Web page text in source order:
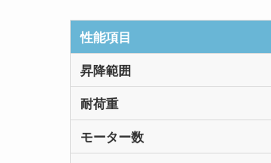
性能項目
昇降範囲
耐荷重
モーター数